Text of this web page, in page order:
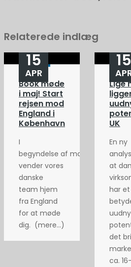
Relaterede indlæg
Book møde
i maj! Start
rejsen mod
England i
København
15
APR
I
begyndelse af maj
vender vores
danske
team hjem
fra England
for at møde
dig. (mere…)
Lige
UK
15
En ny
at
har et
det
ca.